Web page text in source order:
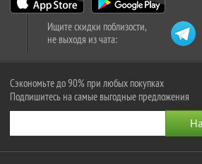
Ищите скидки поблизости,
не выходя из чата:
Сэкономьте до 90% при любых покупках
Подпишитесь на самые выгодные предложения